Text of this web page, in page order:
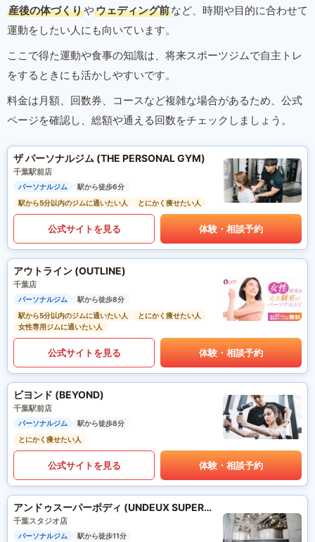
産後の体づくりやウェディング前など、時期や目的に合わせて
運動をしたい人にも向いています。
ここで得た運動や食事の知識は、将来スポーツジムで自主トレ
をするときにも活かしやすいです。
料金は月額、回数券、コースなど複雑な場合があるため、公式
ページを確認し、総額や通える回数をチェックしましょう。
ザ パーソナルジム (THE PERSONAL GYM)
千葉駅前店
パーソナルジム
駅から徒歩6分
駅から5分以内のジムに通いたい人
とにかく痩せたい人
公式サイトを見る 体験・相談予約
アウトライン (OUTLINE)
千葉店
パーソナルジム
駅から徒歩8分
駅から5分以内のジムに通いたい人
とにかく痩せたい人
女性専用ジムに通いたい人
公式サイトを見る 体験・相談予約
ビヨンド (BEYOND)
千葉駅前店
パーソナルジム
駅から徒歩8分
とにかく痩せたい人
公式サイトを見る 体験・相談予約
アンドゥスーパーボディ (UNDEUX SUPERBODY)
千葉スタジオ店
パーソナルジム
駅から徒歩11分